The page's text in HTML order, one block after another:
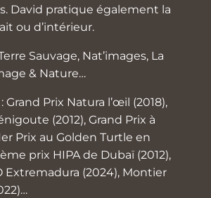
David pratique également la
ou d’intérieur.
Sauvage, Nat’images, La
& Nature…
: Grand Prix Natura l’œil (2018),
(2012), Grand Prix à
Prix au Golden Turtle en
prix HIPA de Dubaï (2012),
Extremadura (2024), Montier